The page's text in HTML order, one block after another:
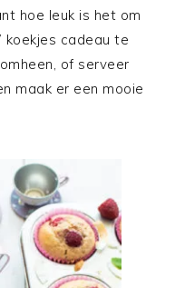
hoe leuk is het om
koekjes cadeau te
of serveer
maak er een mooie